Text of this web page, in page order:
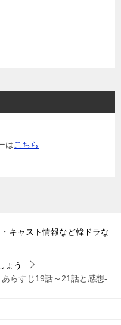
はこちら
キャスト情報など韓ドラな
ょう
らすじ19話～21話と感想-